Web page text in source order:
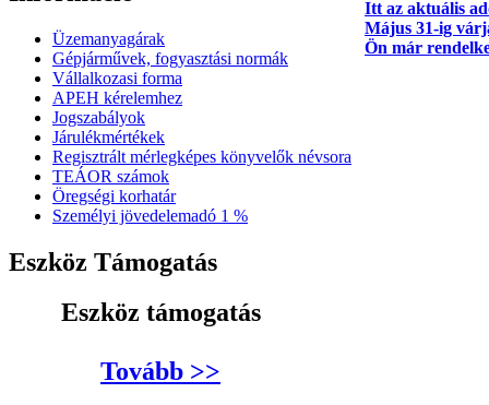
Üzemanyagárak
Gépjárművek, fogyasztási normák
Vállalkozasi forma
APEH kérelemhez
Jogszabályok
Járulékmértékek
Regisztrált mérlegképes könyvelők névsora
TEÁOR számok
Öregségi korhatár
Személyi jövedelemadó 1 %
Eszköz Támogatás
Eszköz támogatás
Tovább >>
Itt az aktuális
Május 31-ig
Ön már